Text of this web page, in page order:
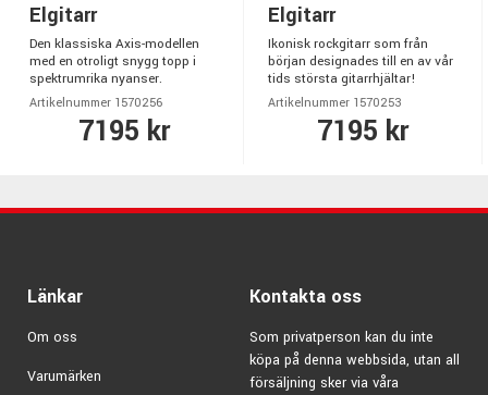
Elgitarr
Den klassiska Axis-modellen
med en otroligt snygg topp i
spektrumrika nyanser.
Artikelnummer 1570256
7195 kr
Elgitarr
Ikonisk rockgitarr som från
början designades till en av vår
tids största gitarrhjältar!
Artikelnummer 1570253
7195 kr
Länkar
Om oss
Varumärken
Kontakta oss
Som privatperson kan du inte
köpa på denna webbsida, utan all
försäljning sker via våra